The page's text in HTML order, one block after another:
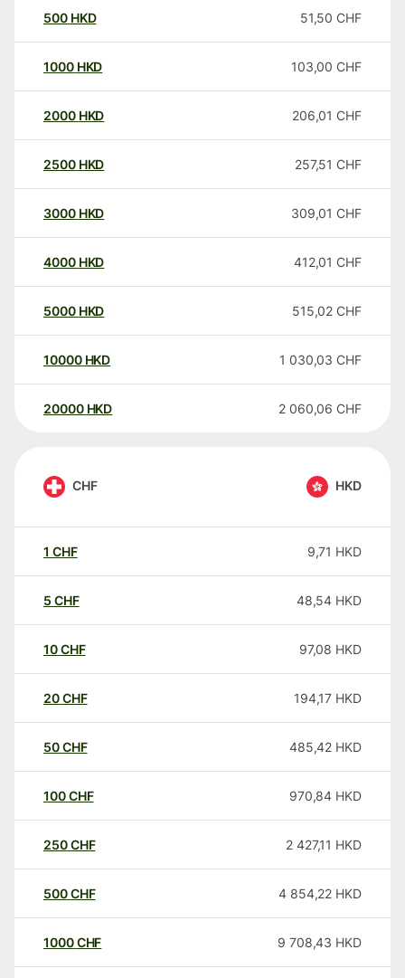
500 HKD 51,50 CHF
1000 HKD 103,00 CHF
2000 HKD 206,01 CHF
2500 HKD 257,51 CHF
3000 HKD 309,01 CHF
4000 HKD 412,01 CHF
5000 HKD 515,02 CHF
10000 HKD 1 030,03 CHF
20000 HKD 2 060,06 CHF
CHF HKD
1 CHF 9,71 HKD
5 CHF 48,54 HKD
10CHF 97,08 HKD
20CHF 194,17 HKD
50CHF 485,42 HKD
100CHF 970,84 HKD
250CHF 2 427,11 HKD
500CHF 4 854,22 HKD
1000CHF 9 708,43 HKD